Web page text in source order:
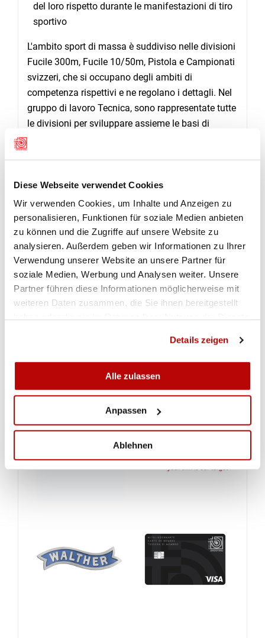
Diese Webseite verwendet Cookies
Wir verwenden Cookies, um Inhalte und Anzeigen zu
personalisieren, Funktionen für soziale Medien anbieten
zu können und die Zugriffe auf unsere Website zu
analysieren. Außerdem geben wir Informationen zu Ihrer
Verwendung unserer Website an unsere Partner für
soziale Medien, Werbung und Analysen weiter. Unsere
Partner führen diese Informationen möglicherweise mit
weiteren Daten zusammen, die Sie ihnen bereitgestellt
Details zeigen
Alle zulassen
Anpassen
Ablehnen
del loro rispetto durante le manifestazioni di tiro
sportivo
L'ambito sport di massa è suddiviso nelle divisioni
Fucile 300m, Fucile 10/50m, Pistola e Campionati
svizzeri, che si occupano degli ambiti di
competenza rispettivi e ne regolano i dettagli. Nel
gruppo di lavoro Tecnica, sono rappresentate tutte
le divisioni per sviluppare assieme le basi di